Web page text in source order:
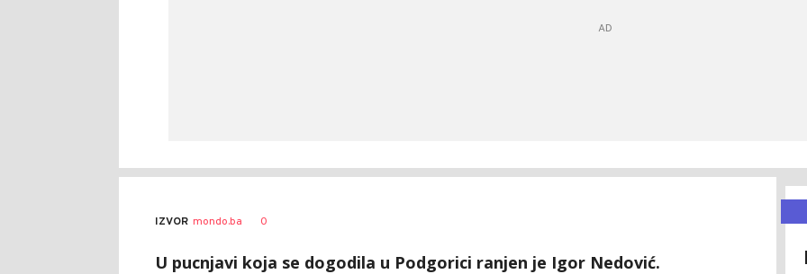
IZVOR mondo.ba 0
U pucnjavi koja se dogodila u Podgorici ranjen je Igor Nedović.